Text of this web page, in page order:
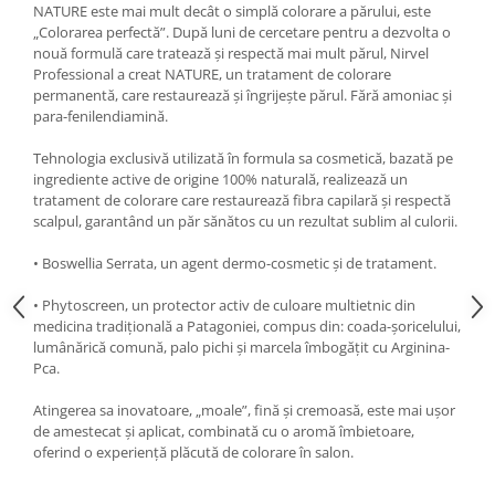
NATURE este mai mult decât o simplă colorare a părului, este
„Colorarea perfectă”. După luni de cercetare pentru a dezvolta o
nouă formulă care tratează și respectă mai mult părul, Nirvel
Professional a creat NATURE, un tratament de colorare
permanentă, care restaurează și îngrijește părul. Fără amoniac și
para-fenilendiamină.
Tehnologia exclusivă utilizată în formula sa cosmetică, bazată pe
ingrediente active de origine 100% naturală, realizează un
tratament de colorare care restaurează fibra capilară și respectă
scalpul, garantând un păr sănătos cu un rezultat sublim al culorii.
• Boswellia Serrata, un agent dermo-cosmetic și de tratament.
• Phytoscreen, un protector activ de culoare multietnic din
medicina tradițională a Patagoniei, compus din: coada-șoricelului,
lumânărică comună, palo pichi și marcela îmbogățit cu Arginina-
Pca.
Atingerea sa inovatoare, „moale”, fină și cremoasă, este mai ușor
de amestecat și aplicat, combinată cu o aromă îmbietoare,
oferind o experiență plăcută de colorare în salon.